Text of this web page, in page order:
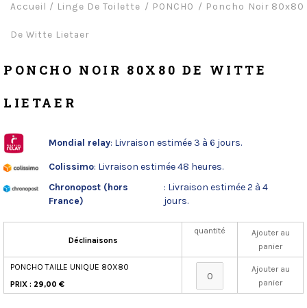
Accueil / Linge De Toilette PONCHO Poncho Noir 80x80
De Witte Lietaer
PONCHO NOIR 80X80 DE WITTE
LIETAER
Mondial relay: Livraison estimée 3 à 6 jours.
Colissimo: Livraison estimée 48 heures.
Chronopost (hors
France)
: Livraison estimée 2 à 4
jours.
Déclinaisons
quantité
Ajouter au
panier
PONCHO TAILLE UNIQUE 80X80
PRIX : 29,00 €
Ajouter au
panier